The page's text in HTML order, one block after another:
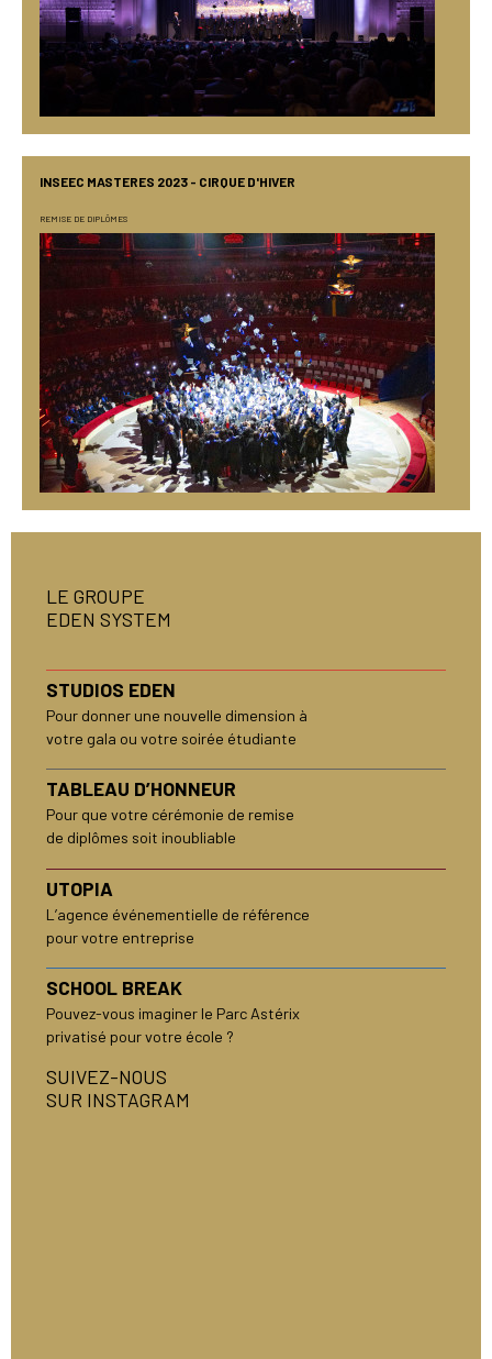
INSEEC MASTERES 2023 - CIRQUE D'HIVER
REMISE DE DIPLÔMES
LE GROUPE
EDEN SYSTEM
STUDIOS EDEN
Pour donner une nouvelle dimension à
votre gala ou votre soirée étudiante
TABLEAU D’HONNEUR
Pour que votre cérémonie de remise
de diplômes soit inoubliable
UTOPIA
L’agence événementielle de référence
pour votre entreprise
SCHOOL BREAK
Pouvez-vous imaginer le Parc Astérix
privatisé pour votre école ?
SUIVEZ-NOUS
SUR INSTAGRAM